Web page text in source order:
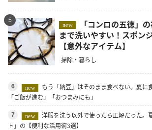
5
new
まで洗いやすい！スポン
【意外なアイテム】
掃除・暮らし
6 new
もう「納豆」はそのまま食べない。夏に
「ご飯が進む」「おつまみにも」
7 new
洋服を洗う以外で使ったら正解だった。
ト」の【便利な活用術3選】